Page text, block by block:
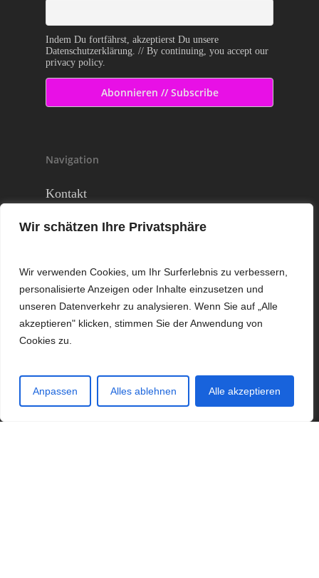
Wir schätzen Ihre Privatsphäre
Wir verwenden Cookies, um Ihr Surferlebnis zu verbessern,
personalisierte Anzeigen oder Inhalte einzusetzen und
unseren Datenverkehr zu analysieren. Wenn Sie auf „Alle
akzeptieren" klicken, stimmen Sie der Anwendung von
Cookies zu.
Anpassen Alles ablehnen Alle akzeptieren
Indem Du fortfährst, akzeptierst Du unsere
Datenschutzerklärung. // By continuing, you accept our
privacy policy.
Navigation
Kontakt
Business
Impressum